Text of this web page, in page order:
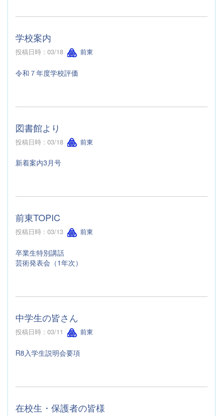
学校案内
投稿日時 : 03/18 前東
令和７年度学校評価
図書館より
投稿日時 : 03/18 前東
新着案内3月号
前東TOPIC
投稿日時 : 03/13 前東
卒業生特別講話
芸術発表会（1年次）
中学生の皆さん
投稿日時 : 03/11 前東
R8入学生説明会要項
在校生・保護者の皆様